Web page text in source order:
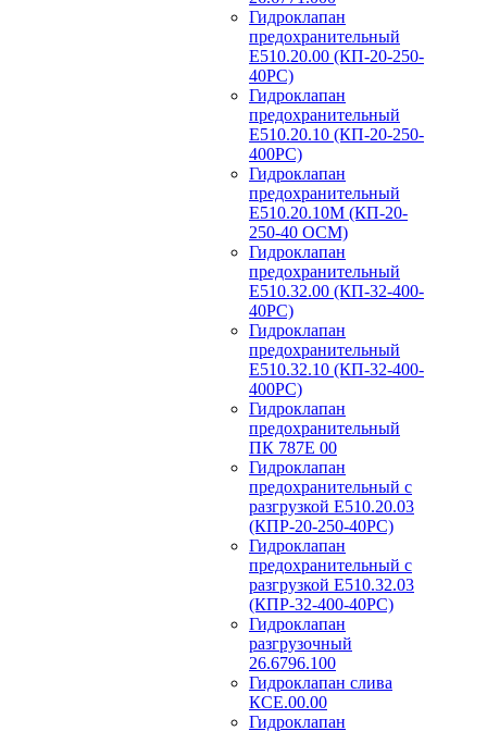
Гидроклапан
предохранительный
Е510.20.00 (КП-20-250-
40РС)
Гидроклапан
предохранительный
Е510.20.10 (КП-20-250-
400РС)
Гидроклапан
предохранительный
Е510.20.10М (КП-20-
250-40 ОСМ)
Гидроклапан
предохранительный
Е510.32.00 (КП-32-400-
40РС)
Гидроклапан
предохранительный
Е510.32.10 (КП-32-400-
400РС)
Гидроклапан
предохранительный
ПК 787Е 00
Гидроклапан
предохранительный с
разгрузкой Е510.20.03
(КПР-20-250-40РС)
Гидроклапан
предохранительный с
разгрузкой Е510.32.03
(КПР-32-400-40РС)
Гидроклапан
разгрузочный
26.6796.100
Гидроклапан слива
КСЕ.00.00
Гидроклапан